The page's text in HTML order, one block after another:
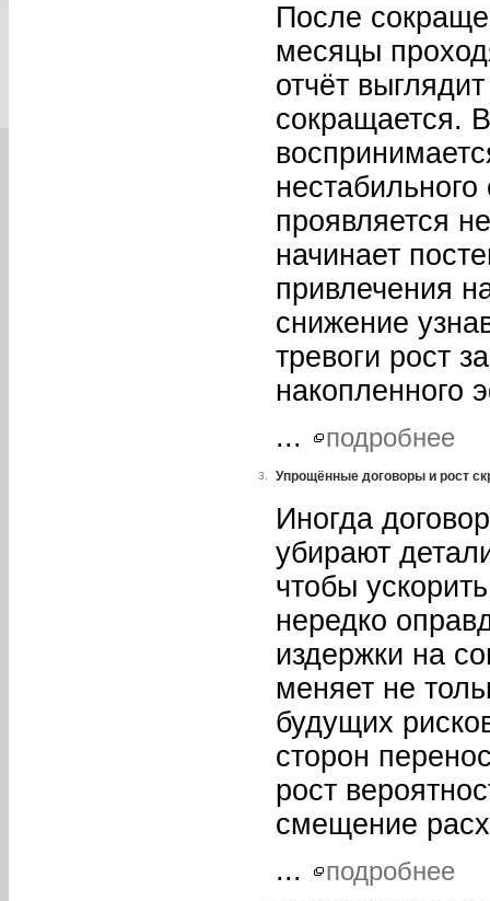
После
месяцы
отчёт
сокращается.
проявляется
начинает
привлечения
снижение
тревоги рост
накопленного
...
подробнее
3. Упрощённые договоры и рост
Иногда
убирают
чтобы
нередко
издержки на
меняет не
будущих
сторон
рост
смещение
...
подробнее